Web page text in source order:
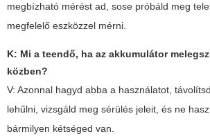
megbízható mérést ad, sose próbáld meg
megfelelő eszközzel mérni.
K: Mi a teendő, ha az akkumulátor
közben?
V: Azonnal hagyd abba a használatot,
lehűlni, vizsgáld meg sérülés jeleit, és ne
bármilyen kétséged van.